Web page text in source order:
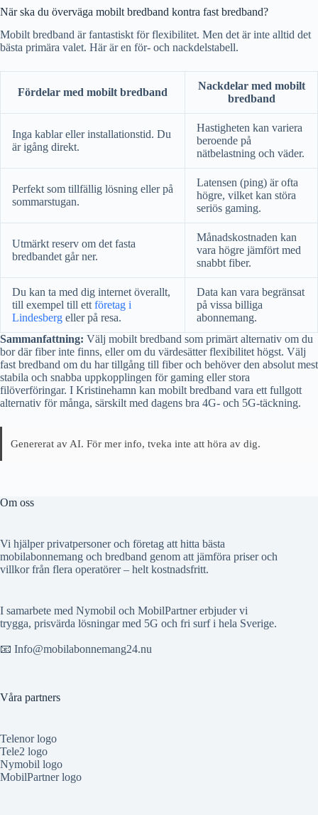
När ska du överväga mobilt bredband kontra fast bredband?
Mobilt bredband är fantastiskt för flexibilitet. Men det är inte alltid det
bästa primära valet. Här är en för- och nackdelstabell.
Fördelar med mobilt bredband
Nackdelar med mobilt
bredband
Inga kablar eller installationstid. Du
är igång direkt.
Hastigheten kan variera
beroende på
nätbelastning och väder.
Perfekt som tillfällig lösning eller på
sommarstugan.
Latensen (ping) är ofta
högre, vilket kan störa
seriös gaming.
Utmärkt reserv om det fasta
bredbandet går ner.
Månadskostnaden kan
vara högre jämfört med
snabbt fiber.
Du kan ta med dig internet överallt,
till exempel till ett företag i
Lindesberg eller på resa.
Data kan vara begränsat
på vissa billiga
abonnemang.
Sammanfattning: Välj mobilt bredband som primärt alternativ om du
bor där fiber inte finns, eller om du värdesätter flexibilitet högst. Välj
fast bredband om du har tillgång till fiber och behöver den absolut mest
stabila och snabba uppkopplingen för gaming eller stora
filöverföringar. I Kristinehamn kan mobilt bredband vara ett fullgott
alternativ för många, särskilt med dagens bra 4G- och 5G-täckning.
Genererat av AI. För mer info, tveka inte att höra av dig.
Om oss
Vi hjälper privatpersoner och företag att hitta bästa
mobilabonnemang och bredband genom att jämföra priser och
villkor från flera operatörer – helt kostnadsfritt.
I samarbete med Nymobil och MobilPartner erbjuder vi
trygga, prisvärda lösningar med 5G och fri surf i hela Sverige.
📧 Info@mobilabonnemang24.nu
Våra partners
Telenor logo
Tele2 logo
Nymobil logo
MobilPartner logo